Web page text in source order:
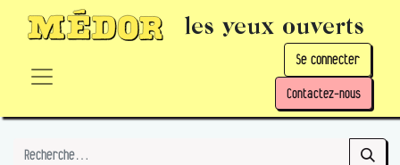
les yeux ouverts
Se connecter
Contactez-nous